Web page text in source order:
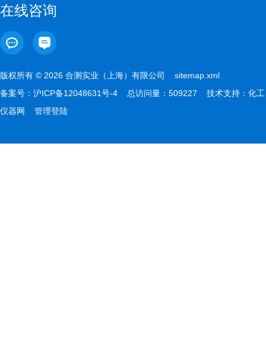
在线咨询
版权所有 © 2026 合测实业（上海）有限公司 sitemap.xml
备案号： 沪ICP备12048631号-4 总访问量：509227 技术支持： 化工
仪器网
管理登陆